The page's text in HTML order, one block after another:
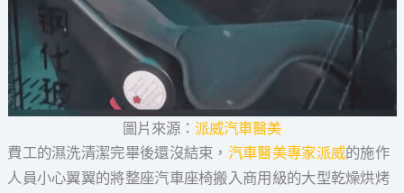
圖片來源： 派威汽車醫美
費工的濕洗清潔完畢後還沒結束， 汽車醫美專家派威的施作
人員小心翼翼的將整座汽車座椅搬入商用級的大型乾燥烘烤